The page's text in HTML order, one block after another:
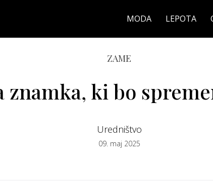
MODA LEPOTA
ZAME
znamka, ki bo
Uredništvo
09. maj 2025